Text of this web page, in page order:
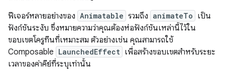
ฟีเจอร์หลายอย่างของ Animatable รวมถึง animateTo เป็น
ฟังก์ชันระงับ ซึ่งหมายความว่าคุณต้องห่อฟังก์ชันเหล่านี้ไว้ใน
ขอบเขตโครูทีนที่เหมาะสม ตัวอย่างเช่น คุณสามารถใช้
Composable LaunchedEffect เพื่อสร้างขอบเขตสำหรับระยะ
เวลาของค่าคีย์ที่ระบุเท่านั้น